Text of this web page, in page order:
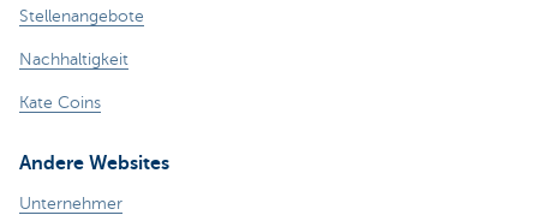
Stellenangebote
Nachhaltigkeit
Kate Coins
Andere Websites
Unternehmer